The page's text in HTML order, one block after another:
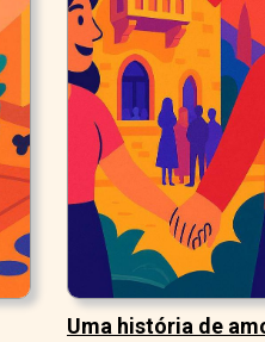
Uma história de